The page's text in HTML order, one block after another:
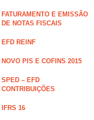
FATURAMENTO E EMISSÃO
DE NOTAS FISCAIS
EFD REINF
NOVO PIS E COFINS 2015
SPED – EFD
CONTRIBUIÇÕES
IFRS 16